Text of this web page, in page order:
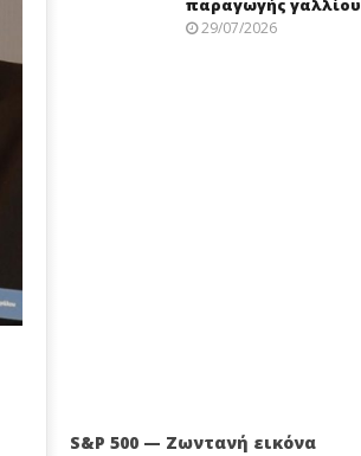
παραγωγής γαλλίου
29/07/2026
S&P 500 — Ζωντανή εικόνα